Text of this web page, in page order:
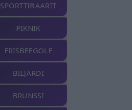
SPORTTIBAARIT
PIKNIK
FRISBEEGOLF
BILJARDI
BRUNSSI